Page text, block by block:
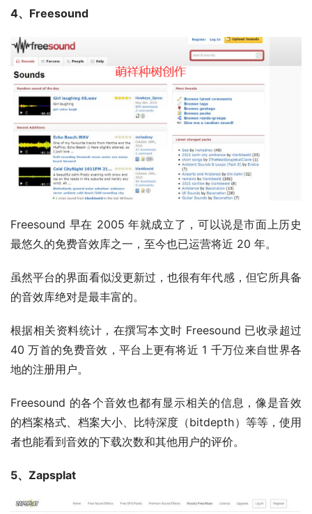
4、Freesound
Freesound 早在 2005 年就成立了，可以说是市面上历史
最悠久的免费音效库之一，至今也已运营将近 20 年。
虽然平台的界面看似没更新过，也很有年代感，但它所具备
的音效库绝对是最丰富的。
根据相关资料统计，在撰写本文时 Freesound 已收录超过
40 万首的免费音效，平台上更有将近 1 千万位来自世界各
地的注册用户。
Freesound 的各个音效也都有显示相关的信息，像是音效
的档案格式、档案大小、比特深度（bitdepth）等等，使用
者也能看到音效的下载次数和其他用户的评价。
5、Zapsplat